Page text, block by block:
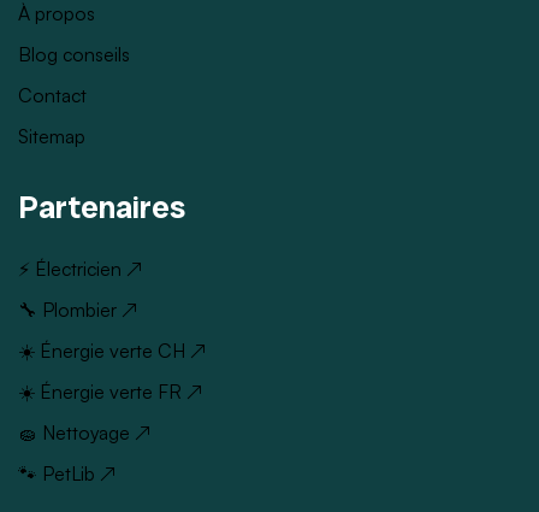
À propos
Blog conseils
Contact
Sitemap
Partenaires
⚡ Électricien ↗
🔧 Plombier ↗
☀️ Énergie verte CH ↗
☀️ Énergie verte FR ↗
🧽 Nettoyage ↗
🐾 PetLib ↗